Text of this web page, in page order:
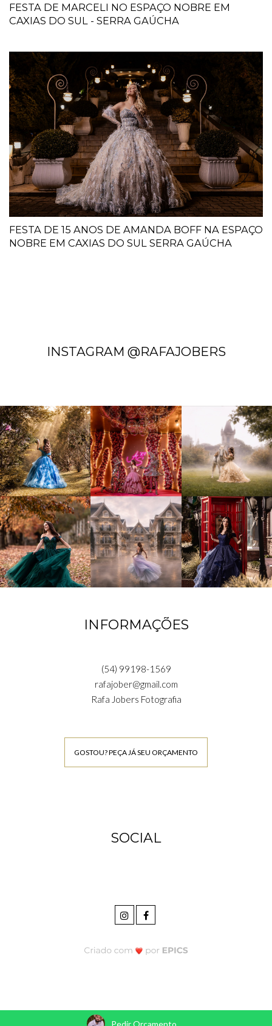
FESTA DE MARCELI NO ESPAÇO NOBRE EM
CAXIAS DO SUL - SERRA GAÚCHA
FESTA DE 15 ANOS DE AMANDA BOFF NA ESPAÇO
NOBRE EM CAXIAS DO SUL SERRA GAÚCHA
INSTAGRAM @RAFAJOBERS
INFORMAÇÕES
(54) 99198-1569
rafajober@gmail.com
Rafa Jobers Fotografia
GOSTOU? PEÇA JÁ SEU ORÇAMENTO
SOCIAL
Pedir Orçamento